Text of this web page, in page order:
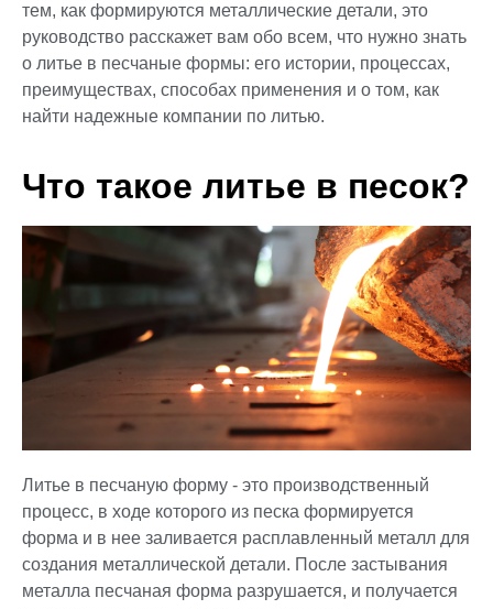
тем, как формируются металлические детали, это
руководство расскажет вам обо всем, что нужно знать
о литье в песчаные формы: его истории, процессах,
преимуществах, способах применения и о том, как
найти надежные компании по литью.
Что такое литье в песок?
Литье в песчаную форму - это производственный
процесс, в ходе которого из песка формируется
форма и в нее заливается расплавленный металл для
создания металлической детали. После застывания
металла песчаная форма разрушается, и получается